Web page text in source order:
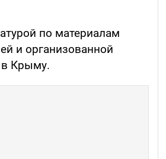
по материалам
и организованной
в Крыму.